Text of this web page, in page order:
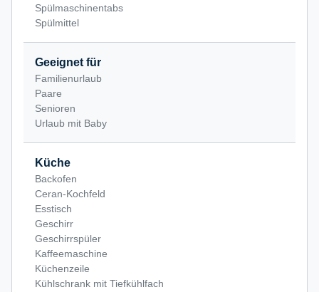
Spülmaschinentabs
Spülmittel
Geeignet für
Familienurlaub
Paare
Senioren
Urlaub mit Baby
Küche
Backofen
Ceran-Kochfeld
Esstisch
Geschirr
Geschirrspüler
Kaffeemaschine
Küchenzeile
Kühlschrank mit Tiefkühlfach